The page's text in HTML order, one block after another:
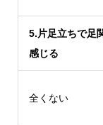
5.片足立ちで足
感じる
全くない